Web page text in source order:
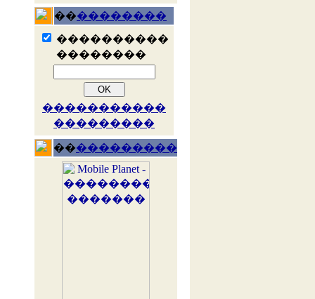
����������
����������
��������
�����������
���������
�����������